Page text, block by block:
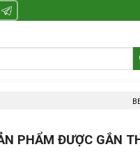
PHẨM ĐƯỢC GẮN